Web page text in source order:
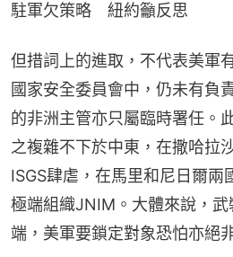
駐軍欠策略　紐約籲反思
但措詞上的進取，不代表美軍
國家安全委員會中，仍未有負
的非洲主管亦只屬臨時署任。
之複雜不下於中東，在撒哈拉
ISGS肆虐，在馬里和尼日爾兩
極端組織JNIM。大體來說，
端，美軍要鎖定對象恐怕亦絕